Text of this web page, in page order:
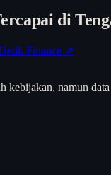
di
Finance ↗
kebijakan, namun